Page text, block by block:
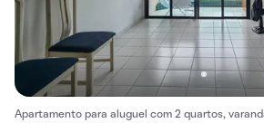
Apartamento para aluguel com 2 quartos,